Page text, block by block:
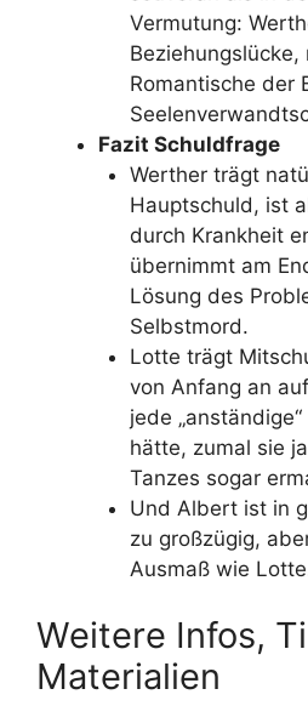
Vermutung:
Beziehungslücke,
Romantische der
Fazit Schuldfrage
Werther trägt
Hauptschuld, ist
durch Krankheit
übernimmt am
Lösung des
Selbstmord.
Lotte trägt
von Anfang an
jede
hätte, zumal sie
Tanzes sogar
Und Albert ist in
zu großzügig,
Ausmaß wie
Weitere Infos,
Materialien